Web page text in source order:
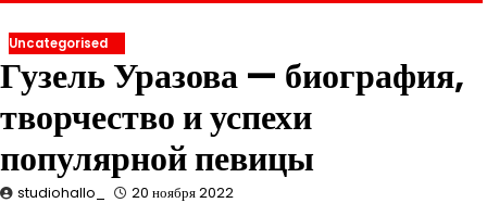
Uncategorised
Гузель Уразова — биография,
творчество и успехи
популярной певицы
studiohallo_ 20 ноября 2022